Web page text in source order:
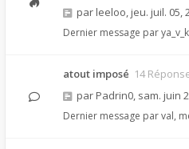
par leeloo, jeu. juil. 05,
Dernier message par
atout imposé 14
par Padrin0, sam. juin
Dernier message parval,